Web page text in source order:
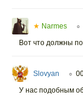
★ Narmes ○
Вот что должны
Slovyan ○
У нас подобным